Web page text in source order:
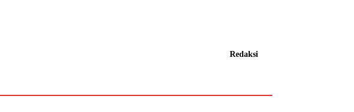
Redaksi